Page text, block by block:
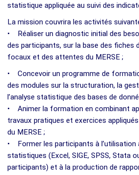
statistique appliquée au suivi des
La mission couvrira les activités
• Réaliser un diagnostic initial des
des participants, sur la base des fiches
focaux et des attentes du MERSE ;
• Concevoir un programme de
des modules sur la structuration, la
l’analyse statistique des bases de
• Animer la formation en combinant
travaux pratiques et exercices
du MERSE ;
• Former les participants à l’utilisation
statistiques (Excel, SIGE, SPSS, Stata
participants) et à la production de